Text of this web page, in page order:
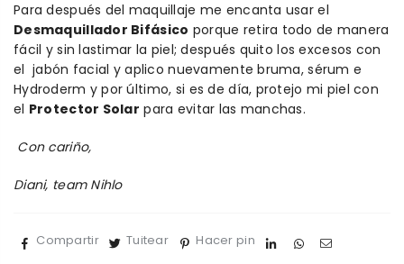
Para después del maquillaje me encanta usar el
Desmaquillador Bifásico porque retira todo de manera
fácil y sin lastimar la piel; después quito los excesos con
el jabón facial y aplico nuevamente bruma, sérum e
Hydroderm y por último, si es de día, protejo mi piel con
el Protector Solar para evitar las manchas.
Con cariño,
Diani, team Nihlo
Compartir Tuitear Hacer pin